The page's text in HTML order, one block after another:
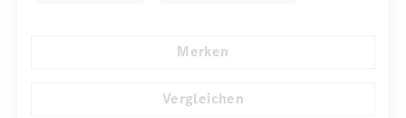
Rücksitze klappbar
Merken
Vergleichen